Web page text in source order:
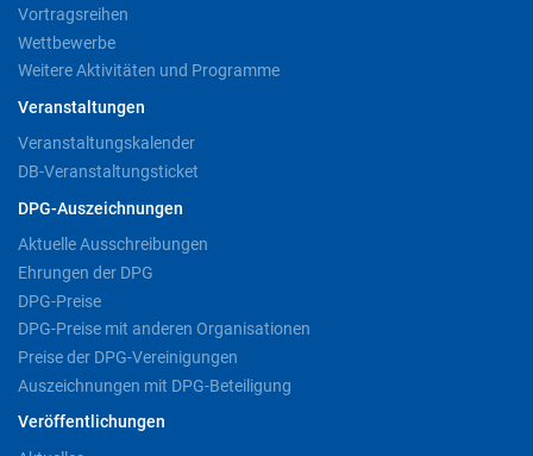
Vortragsreihen
Wettbewerbe
Weitere Aktivitäten und Programme
Veranstaltungen
Veranstaltungskalender
DB-Veranstaltungsticket
DPG-Auszeichnungen
Aktuelle Ausschreibungen
Ehrungen der DPG
DPG-Preise
DPG-Preise mit anderen Organisationen
Preise der DPG-Vereinigungen
Auszeichnungen mit DPG-Beteiligung
Veröffentlichungen